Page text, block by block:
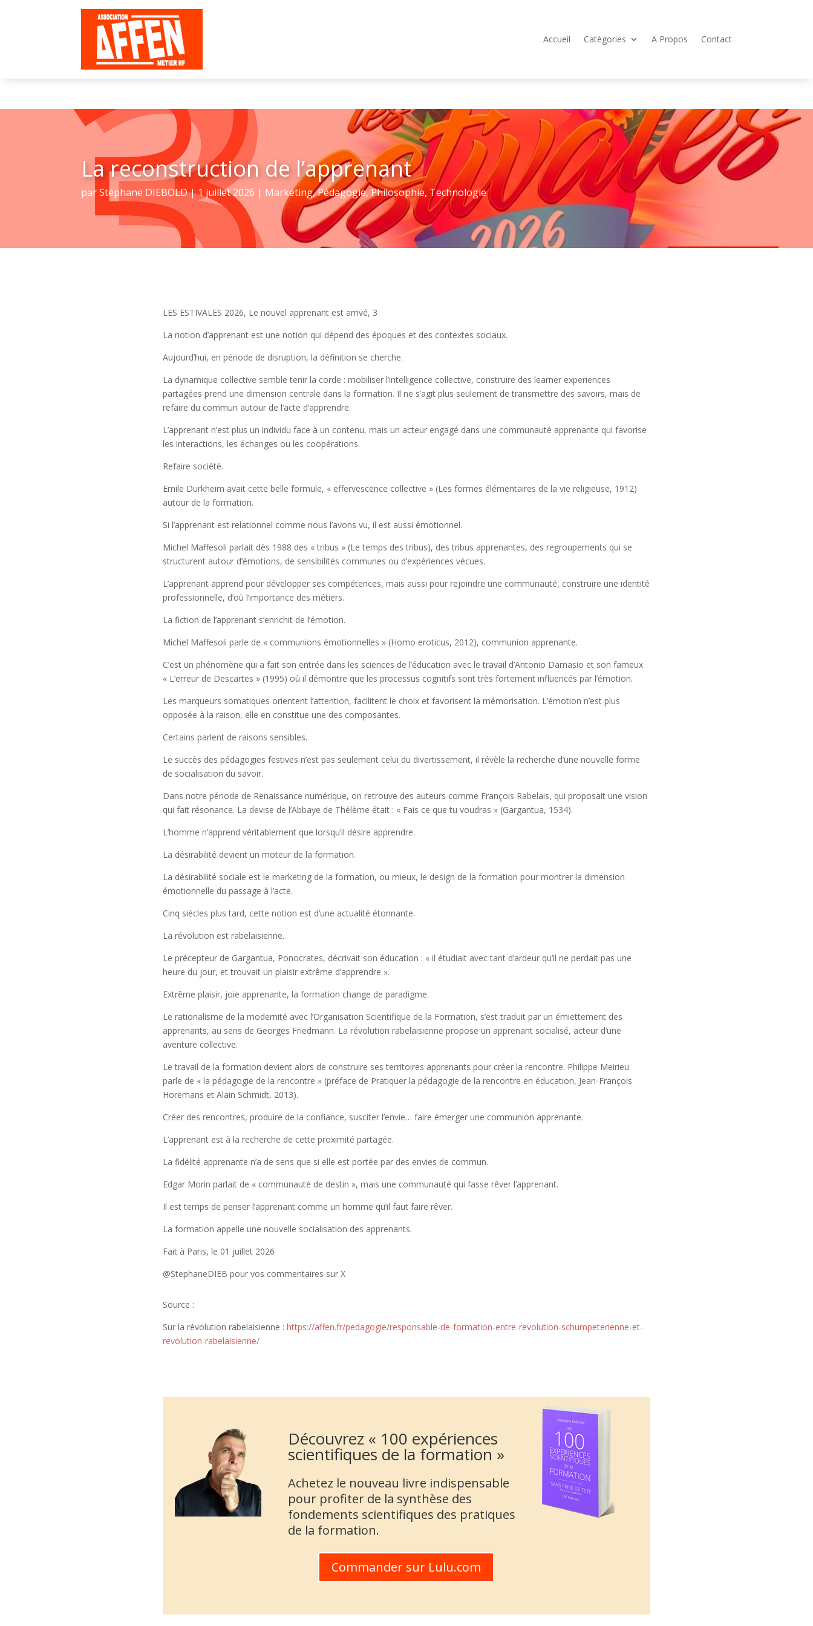
Accueil Catégories A Propos Contact
La reconstruction de l’apprenant
parStéphane DIEBOLD|1 juillet 2026 | Marketing,Pédagogie, Philosophie, Technologie
LES ESTIVALES 2026, Le nouvel apprenant est arrivé, 3
La notion d’apprenant est une notion qui dépend des époques et des contextes sociaux.
Aujourd’hui, en période de disruption, la définition se cherche.
La dynamique collective semble tenir la corde : mobiliser l’intelligence collective, construire des learner experiences
partagées prend une dimension centrale dans la formation. Il ne s’agit plus seulement de transmettre des savoirs, mais de
refaire du commun autour de l’acte d’apprendre.
L’apprenant n’est plus un individu face à un contenu, mais un acteur engagé dans une communauté apprenante qui favorise
les interactions, les échanges ou les coopérations.
Refaire société.
Emile Durkheim avait cette belle formule, « effervescence collective » (Les formes élémentaires de la vie religieuse, 1912)
autour de la formation.
Si l’apprenant est relationnel comme nous l’avons vu, il est aussi émotionnel.
Michel Maffesoli parlait dès 1988 des « tribus » (Le temps des tribus), des tribus apprenantes, des regroupements qui se
structurent autour d’émotions, de sensibilités communes ou d’expériences vécues.
L’apprenant apprend pour développer ses compétences, mais aussi pour rejoindre une communauté, construire une identité
professionnelle, d’où l’importance des métiers.
La fiction de l’apprenant s’enrichit de l’émotion.
Michel Maffesoli parle de « communions émotionnelles » (Homo eroticus, 2012), communion apprenante.
C’est un phénomène qui a fait son entrée dans les sciences de l’éducation avec le travail d’Antonio Damasio et son fameux
« L’erreur de Descartes » (1995) où il démontre que les processus cognitifs sont très fortement influencés par l’émotion.
Les marqueurs somatiques orientent l’attention, facilitent le choix et favorisent la mémorisation. L’émotion n’est plus
opposée à la raison, elle en constitue une des composantes.
Certains parlent de raisons sensibles.
Le succès des pédagogies festives n’est pas seulement celui du divertissement, il révèle la recherche d’une nouvelle forme
de socialisation du savoir.
Dans notre période de Renaissance numérique, on retrouve des auteurs comme François Rabelais, qui proposait une vision
qui fait résonance. La devise de l’Abbaye de Thélème était : « Fais ce que tu voudras » (Gargantua, 1534).
L’homme n’apprend véritablement que lorsqu’il désire apprendre.
La désirabilité devient un moteur de la formation.
La désirabilité sociale est le marketing de la formation, ou mieux, le design de la formation pour montrer la dimension
émotionnelle du passage à l’acte.
Cinq siècles plus tard, cette notion est d’une actualité étonnante.
La révolution est rabelaisienne.
Le précepteur de Gargantua, Ponocrates, décrivait son éducation : « il étudiait avec tant d’ardeur qu’il ne perdait pas une
heure du jour, et trouvait un plaisir extrême d’apprendre ».
Extrême plaisir, joie apprenante, la formation change de paradigme.
Le rationalisme de la modernité avec l’Organisation Scientifique de la Formation, s’est traduit par un émiettement des
apprenants, au sens de Georges Friedmann. La révolution rabelaisienne propose un apprenant socialisé, acteur d’une
aventure collective.
Le travail de la formation devient alors de construire ses territoires apprenants pour créer la rencontre. Philippe Meirieu
parle de « la pédagogie de la rencontre » (préface de Pratiquer la pédagogie de la rencontre en éducation, Jean-François
Horemans et Alain Schmidt, 2013).
Créer des rencontres, produire de la confiance, susciter l’envie… faire émerger une communion apprenante.
L’apprenant est à la recherche de cette proximité partagée.
La fidélité apprenante n’a de sens que si elle est portée par des envies de commun.
Edgar Morin parlait de « communauté de destin », mais une communauté qui fasse rêver l’apprenant.
Il est temps de penser l’apprenant comme un homme qu’il faut faire rêver.
La formation appelle une nouvelle socialisation des apprenants.
Fait à Paris, le 01 juillet 2026
@StephaneDIEB pour vos commentaires sur X
Source :
Sur la révolution rabelaisienne : https://affen.fr/pedagogie/responsable-de-formation-entre-revolution-schumpeterienne-et-
revolution-rabelaisienne/
Découvrez « 100 expériences
scientifiques de la formation »
Achetez le nouveau livre indispensable
pour profiter de la synthèse des
fondements scientifiques des pratiques
de la formation.
Commander sur Lulu.com